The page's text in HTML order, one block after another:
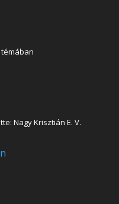
Nagy Krisztián E. V.